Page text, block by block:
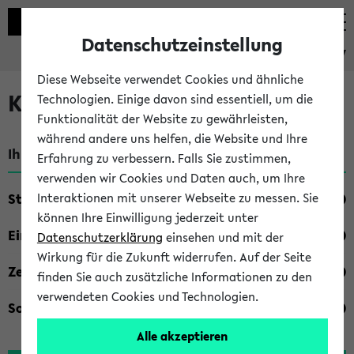
eKVV
Kombisuche im eKVV
Ihre Suchkriterien:
Studienfach
Einrichtung
Zeiten
Sonstiges
Datenschutzeinstellung
Diese Webseite verwendet Cookies und ähnliche
Technologien. Einige davon sind essentiell, um die
Funktionalität der Website zu gewährleisten,
während andere uns helfen, die Website und Ihre
Erfahrung zu verbessern. Falls Sie zustimmen,
verwenden wir Cookies und Daten auch, um Ihre
Interaktionen mit unserer Webseite zu messen. Sie
können Ihre Einwilligung jederzeit unter
Datenschutzerklärung einsehen und mit der
Wirkung für die Zukunft widerrufen. Auf der Seite
finden Sie auch zusätzliche Informationen zu den
verwendeten Cookies und Technologien.
Alle akzeptieren